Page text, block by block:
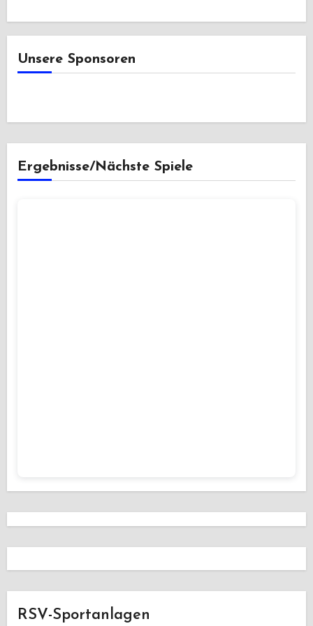
Unsere Sponsoren
Ergebnisse/Nächste Spiele
RSV-Sportanlagen